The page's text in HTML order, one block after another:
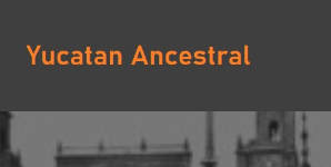
contenido
YUCATAN ANCESTRAL